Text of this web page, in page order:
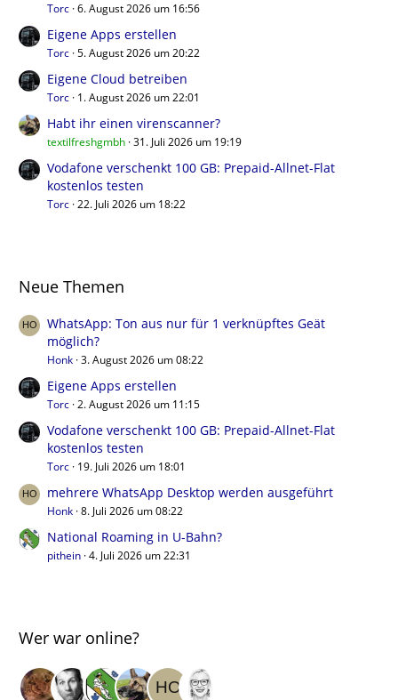
Torc 6. August 2026 um 16:56
Eigene Apps erstellen
Torc 5. August 2026 um 20:22
Eigene Cloud betreiben
Torc 1. August 2026 um 22:01
Habt ihr einen virenscanner?
textilfreshgmbh 31. Juli 2026 um 19:19
Vodafone verschenkt 100 GB: Prepaid-Allnet-Flat
kostenlos testen
Torc 22. Juli 2026 um 18:22
Neue Themen
WhatsApp: Ton aus nur für 1 verknüpftes Geät
möglich?
Honk 3. August 2026 um 08:22
Eigene Apps erstellen
Torc 2. August 2026 um 11:15
Vodafone verschenkt 100 GB: Prepaid-Allnet-Flat
kostenlos testen
Torc 19. Juli 2026 um 18:01
mehrere WhatsApp Desktop werden ausgeführt
Honk 8. Juli 2026 um 08:22
National Roaming in U-Bahn?
pithein 4. Juli 2026 um 22:31
Wer war online?